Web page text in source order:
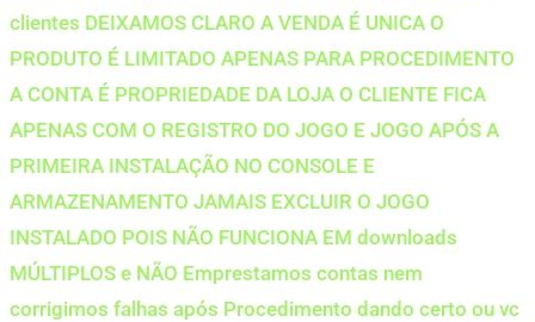
clientes DEIXAMOS CLARO A VENDA É UNICA O
PRODUTO É LIMITADO APENAS PARA PROCEDIMENTO
A CONTA É PROPRIEDADE DA LOJA O CLIENTE FICA
APENAS COM O REGISTRO DO JOGO E JOGO APÓS A
PRIMEIRA INSTALAÇÃO NO CONSOLE E
ARMAZENAMENTO JAMAIS EXCLUIR O JOGO
INSTALADO POIS NÃO FUNCIONA EM downloads
MÚLTIPLOS e NÃO Emprestamos contas nem
corrigimos falhas após Procedimento dando certo ou vc